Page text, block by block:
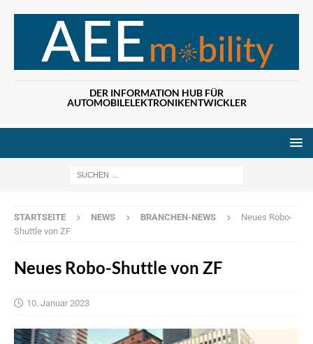
DER INFORMATION HUB FÜR
AUTOMOBILELEKTRONIKENTWICKLER
STARTSEITE NEWS BRANCHEN-NEWS
Neues Robo-
Shuttle von ZF
Neues Robo-Shuttle von ZF
10. Januar 2023